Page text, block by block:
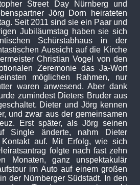
Street Day Nürnberg und
Jörg Dorn heirateten
Seit 2011 sind sie ein Paar und
Jubiläumstag haben sie sich
Schürstabhaus in der
Aussicht auf die Kirche
Christian Vogel von den
Zeremonie das Ja-Wort
möglichen Rahmen, nur
waren anwesend. Aber dank
zumindest Dieters Bruder aus
Dieter und Jörg kennen
und zwar aus der gemeinsamen
Erst später, als Jörg seinen
Single änderte, nahm Dieter
Kontakt auf. Mit Erfolg, wie sich
folgte nach fast zehn
Monaten, ganz unspektakulär
im Auto auf einem großen
der Nürnberger Südstadt. In den